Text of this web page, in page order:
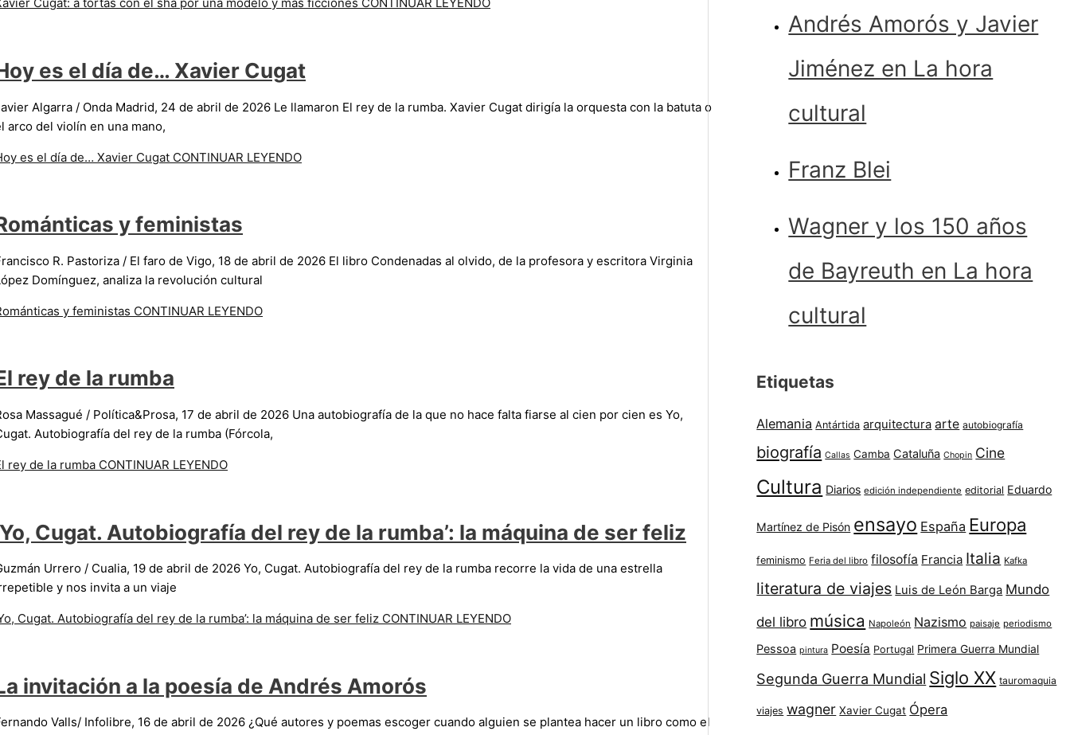
Cugat: a tortas con el sha por una modelo y más ficciones CONTINUAR LEYENDO
es el día de… Xavier Cugat
Algarra / Onda Madrid, 24 de abril de 2026 Le llamaron El rey de la rumba. Xavier Cugat dirigía la orquesta con la batuta o
arco del violín en una mano,
es el día de… Xavier Cugat CONTINUAR LEYENDO
y feministas
R. Pastoriza / El faro de Vigo, 18 de abril de 2026 El libro Condenadas al olvido, de la profesora y escritora Virginia
Domínguez, analiza la revolución cultural
y feministas CONTINUAR LEYENDO
rey de la rumba
Massagué / Política&Prosa, 17 de abril de 2026 Una autobiografía de la que no hace falta fiarse al cien por cien es Yo,
Autobiografía del rey de la rumba (Fórcola,
rey de la rumba CONTINUAR LEYENDO
Cugat. Autobiografía del rey de la rumba’: la máquina de ser feliz
Urrero / Cualia, 19 de abril de 2026 Yo, Cugat. Autobiografía del rey de la rumba recorre la vida de una estrella
y nos invita a un viaje
Cugat. Autobiografía del rey de la rumba’: la máquina de ser feliz CONTINUAR LEYENDO
invitación a la poesía de Andrés Amorós
Valls/ Infolibre, 16 de abril de 2026 ¿Qué autores y poemas escoger cuando alguien se plantea hacer un libro como el
Andrés Amorós y Javier
Jiménez en La hora
cultural
Franz Blei
Wagner y los 150 años
de Bayreuth en La hora
cultural
Etiquetas
Alemania Antártida arquitectura arte autobiografía
biografía Callas Camba Cataluña Chopin Cine
Cultura Diarios edición independiente editorial Eduardo
Martínez de Pisón ensayo España Europa
feminismo Feria del libro filosofía Francia Italia Kafka
literatura de viajes Luis de León Barga Mundo
del libro música Napoleón Nazismo paisaje periodismo
Pessoa pintura Poesía Portugal Primera Guerra Mundial
Segunda Guerra Mundial Siglo XX tauromaquia
viajes wagner Xavier Cugat Ópera